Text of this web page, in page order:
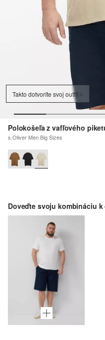
Takto dotvoríte svoj outfit
Polokošeľa z vafľového
s.Oliver Men Big Sizes
Doveďte svoju kombináciu